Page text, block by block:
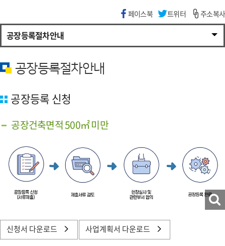
페이스북 트위터 주소복사
공장등록절차안내
공장등록절차안내
공장등록 신청
공장건축면적 500㎡ 미만
신청서 다운로드 사업계획서 다운로드